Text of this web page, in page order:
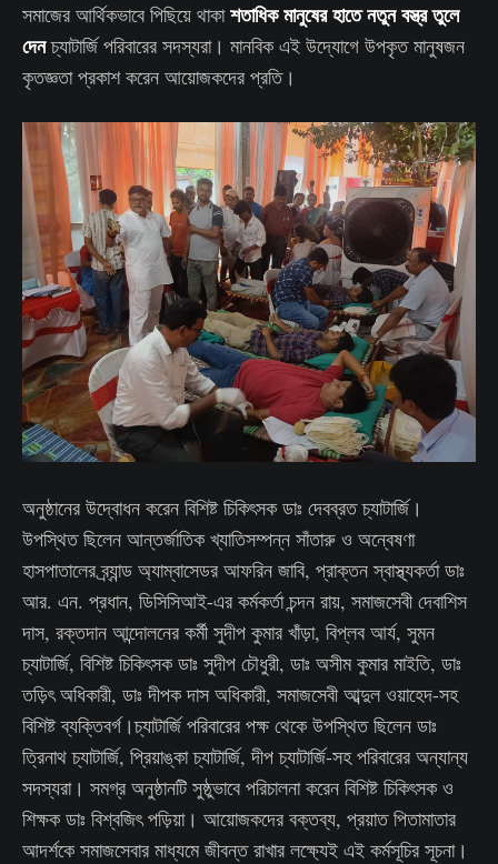
সমাজের আর্থিকভাবে পিছিয়ে থাকাশতাধিক মানুষের হাতে নতুন বস্ত্র তুলে
দেনচ্যাটার্জি পরিবারের সদস্যরা। মানবিক এই উদ্যোগে উপকৃত মানুষজন
কৃতজ্ঞতা প্রকাশ করেন আয়োজকদের প্রতি।
অনুষ্ঠানের উদ্বোধন করেন বিশিষ্ট চিকিৎসক ডাঃ দেবব্রত চ্যাটার্জি।
উপস্থিত ছিলেন আন্তর্জাতিক খ্যাতিসম্পন্ন সাঁতারু ও অন্বেষণা
হাসপাতালের ব্র্যান্ড অ্যাম্বাসেডর আফরিন জাবি, প্রাক্তন স্বাস্থ্যকর্তা ডাঃ
আর. এন. প্রধান, ডিসিসিআই-এর কর্মকর্তা চন্দন রায়, সমাজসেবী দেবাশিস
দাস, রক্তদান আন্দোলনের কর্মী সুদীপ কুমার খাঁড়া, বিপ্লব আর্য, সুমন
চ্যাটার্জি, বিশিষ্ট চিকিৎসক ডাঃ সুদীপ চৌধুরী, ডাঃ অসীম কুমার মাইতি, ডাঃ
তড়িৎ অধিকারী, ডাঃ দীপক দাস অধিকারী, সমাজসেবী আব্দুল ওয়াহেদ-সহ
বিশিষ্ট ব্যক্তিবর্গ।চ্যাটার্জি পরিবারের পক্ষ থেকে উপস্থিত ছিলেন ডাঃ
ত্রিনাথ চ্যাটার্জি, প্রিয়াঙ্কা চ্যাটার্জি, দীপ চ্যাটার্জি-সহ পরিবারের অন্যান্য
সদস্যরা। সমগ্র অনুষ্ঠানটি সুষ্ঠুভাবে পরিচালনা করেন বিশিষ্ট চিকিৎসক ও
শিক্ষক ডাঃ বিশ্বজিৎ পড়িয়া। আয়োজকদের বক্তব্য, প্রয়াত পিতামাতার
আদর্শকে সমাজসেবার মাধ্যমে জীবন্ত রাখার লক্ষ্যেই এই কর্মসূচির সূচনা।